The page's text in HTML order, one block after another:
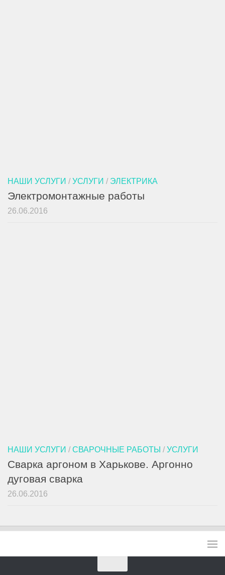
НАШИ УСЛУГИ / УСЛУГИ / ЭЛЕКТРИКА
Электромонтажные работы
26.06.2016
НАШИ УСЛУГИ / СВАРОЧНЫЕ РАБОТЫ / УСЛУГИ
Сварка аргоном в Харькове. Аргонно
дуговая сварка
26.06.2016